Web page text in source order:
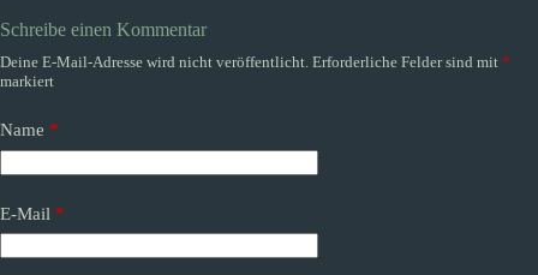
Schreibe einen Kommentar
Deine E-Mail-Adresse wird nicht veröffentlicht. Erforderliche Felder sind mit *
markiert
Name *
E-Mail *